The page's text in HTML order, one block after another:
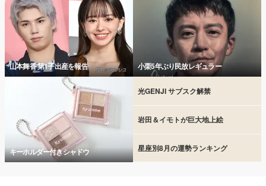
山本舞香 第1子出産を報告 小栗5年ぶり民放レギュラー
キーホルダー付きシャドウ
光GENJI サブスク解禁
岩田＆イモトが巨大地上絵
星座別8月の運勢ランキング